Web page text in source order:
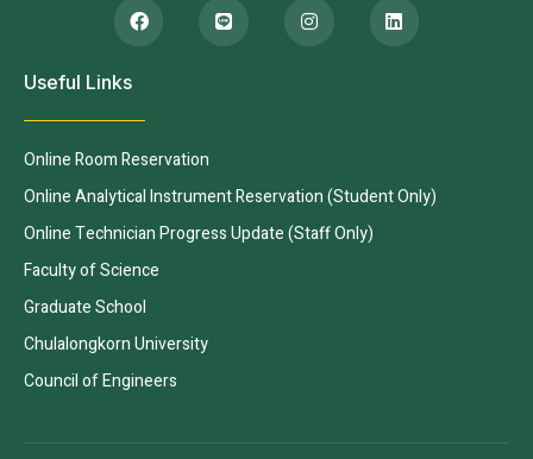
Useful Links
Online Room Reservation
Online Analytical Instrument Reservation (Student Only)
Online Technician Progress Update (Staff Only)
Faculty of Science
Graduate School
Chulalongkorn University
Council of Engineers